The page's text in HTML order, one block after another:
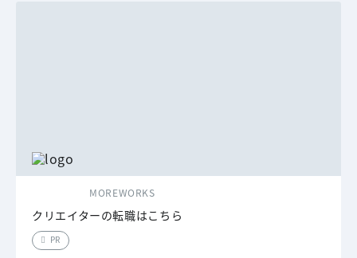
MOREWORKS
クリエイターの転職はこちら
PR